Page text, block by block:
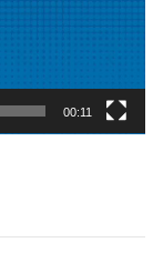
00:11